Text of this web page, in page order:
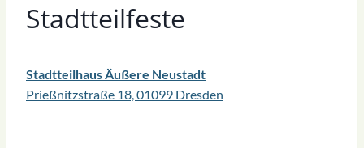
Stadtteilfeste
Stadtteilhaus Äußere Neustadt
Prießnitzstraße 18, 01099 Dresden